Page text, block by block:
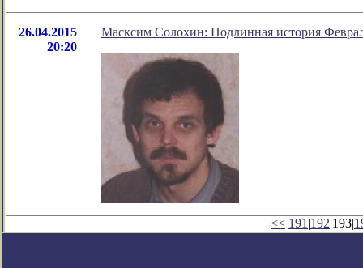
26.04.2015
20:20
Масксим Солохин: Подлинная история
<< 191 |192|193|